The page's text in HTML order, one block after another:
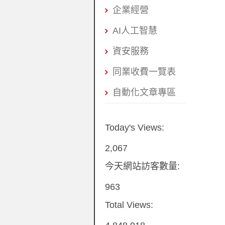
企業經營
AI人工智慧
資安服務
同業收費一覽表
自動化文章專區
Today's Views:
2,067
今天網站訪客數量:
963
Total Views: